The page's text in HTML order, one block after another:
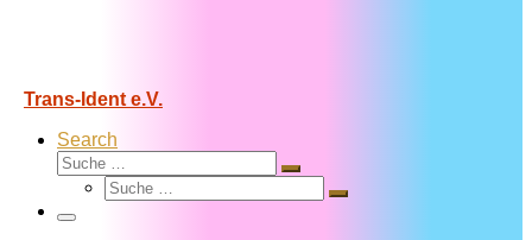
Trans-Ident e.V.
Search
Suche
Suche
Suche
Suche
Menü